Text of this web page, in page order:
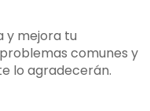
y mejora tu
comunes y
lo agradecerán.